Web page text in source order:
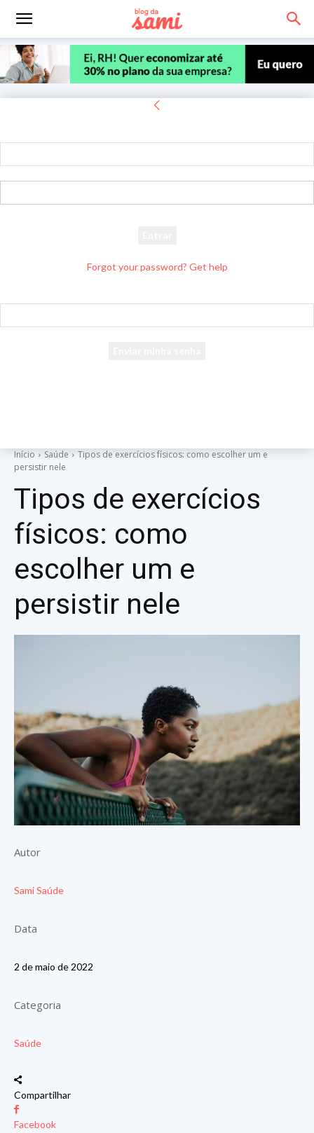
Forgot your password? Get help
Início Saúde
Tipos de exercícios físicos: como escolher um e
persistir nele
Tipos de exercícios
físicos: como
escolher um e
persistir nele
Autor
Sami Saúde
Data
2 de maio de 2022
Categoria
Saúde
Compartilhar
Facebook